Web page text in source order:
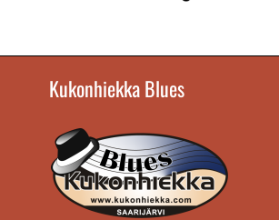
Kukonhiekka Blues